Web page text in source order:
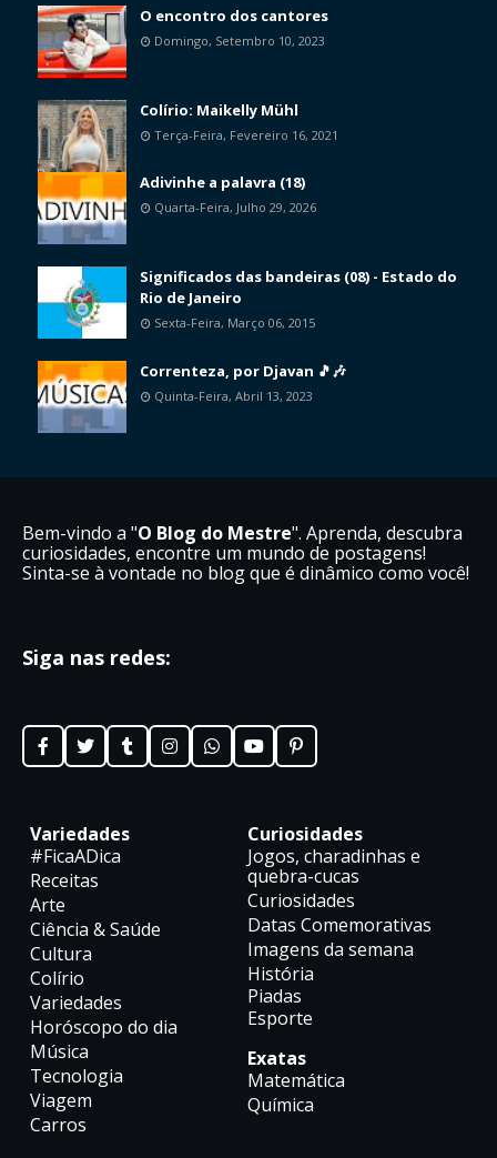
O encontro dos cantores
Domingo, Setembro 10, 2023
Colírio: Maikelly Mühl
Terça-Feira, Fevereiro 16, 2021
Adivinhe a palavra (18)
Quarta-Feira, Julho 29, 2026
Significados das bandeiras (08) - Estado do
Rio de Janeiro
Sexta-Feira, Março 06, 2015
Correnteza, por Djavan 🎵🎶
Quinta-Feira, Abril 13, 2023
Bem-vindo a "O Blog do Mestre". Aprenda, descubra
curiosidades, encontre um mundo de postagens!
Sinta-se à vontade no blog que é dinâmico como você!
Siga nas redes:
Variedades
#FicaADica
Receitas
Arte
Ciência & Saúde
Cultura
Colírio
Variedades
Horóscopo do dia
Música
Tecnologia
Viagem
Carros
Curiosidades
Jogos, charadinhas e
quebra-cucas
Curiosidades
Datas Comemorativas
Imagens da semana
História
Piadas
Esporte
Exatas
Matemática
Química